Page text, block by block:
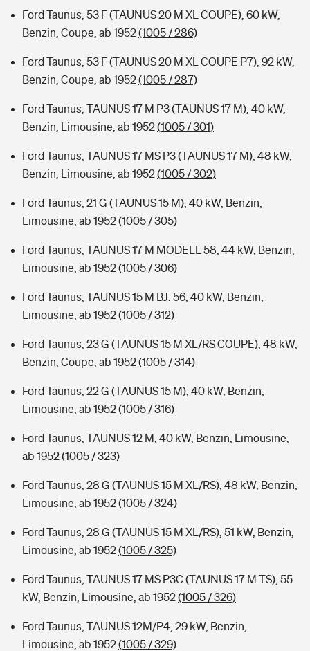
Ford Taunus, 53 F (TAUNUS 20 M XL COUPE), 60 kW,
Benzin, Coupe, ab 1952(1005 / 286)
Ford Taunus, 53 F (TAUNUS 20 M XL COUPE P7), 92 kW,
Benzin, Coupe, ab 1952(1005 / 287)
Ford Taunus, TAUNUS 17 M P3 (TAUNUS 17 M), 40 kW,
Benzin, Limousine, ab 1952(1005 / 301)
Ford Taunus, TAUNUS 17 MS P3 (TAUNUS 17 M), 48 kW,
Benzin, Limousine, ab 1952(1005 / 302)
Ford Taunus, 21 G (TAUNUS 15 M), 40 kW, Benzin,
Limousine, ab 1952(1005 / 305)
Ford Taunus, TAUNUS 17 M MODELL 58, 44 kW, Benzin,
Limousine, ab 1952(1005 / 306)
Ford Taunus, TAUNUS 15 M BJ. 56, 40 kW, Benzin,
Limousine, ab 1952(1005 / 312)
Ford Taunus, 23 G (TAUNUS 15 M XL/RS COUPE), 48 kW,
Benzin, Coupe, ab 1952(1005 / 314)
Ford Taunus, 22 G (TAUNUS 15 M), 40 kW, Benzin,
Limousine, ab 1952(1005 / 316)
Ford Taunus, TAUNUS 12 M, 40 kW, Benzin, Limousine,
ab 1952(1005 / 323)
Ford Taunus, 28 G (TAUNUS 15 M XL/RS), 48 kW, Benzin,
Limousine, ab 1952(1005 / 324)
Ford Taunus, 28 G (TAUNUS 15 M XL/RS), 51 kW, Benzin,
Limousine, ab 1952(1005 / 325)
Ford Taunus, TAUNUS 17 MS P3C (TAUNUS 17 M TS), 55
kW, Benzin, Limousine, ab 1952(1005 / 326)
Ford Taunus, TAUNUS 12M/P4, 29 kW, Benzin,
Limousine, ab 1952(1005 / 329)